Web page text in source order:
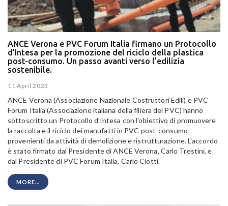
ANCE Verona e PVC Forum Italia firmano un Protocollo
d’Intesa per la promozione del riciclo della plastica
post-consumo. Un passo avanti verso l’edilizia
sostenibile.
11 April 2023
ANCE Verona (Associazione Nazionale Costruttori Edili) e PVC
Forum Italia (Associazione italiana della filiera del PVC) hanno
sottoscritto un Protocollo d’Intesa con l'obiettivo di promuovere
la raccolta e il riciclo dei manufatti in PVC post-consumo
provenienti da attività di demolizione e ristrutturazione. L'accordo
è stato firmato dal Presidente di ANCE Verona, Carlo Trestini, e
dal Presidente di PVC Forum Italia, Carlo Ciotti.
MORE...